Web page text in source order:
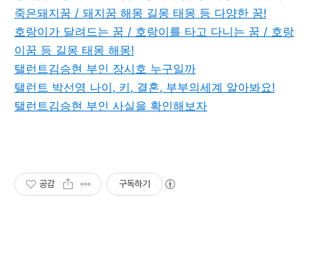
죽은돼지꿈 / 돼지꿈 해몽 길몽 태몽 등 다양한 꿈!
호랑이가 달려드는 꿈 / 호랑이를 타고 다니는 꿈 / 호랑
이꿈 등 길몽 태몽 해몽!
탤런트김승현 부인 장시호 누구일까
탤런트 박선영 나이, 키, 결혼, 부부의세계 알아봐요!
탤런트김승현 부인 사실을 확인해보자
공감 구독하기